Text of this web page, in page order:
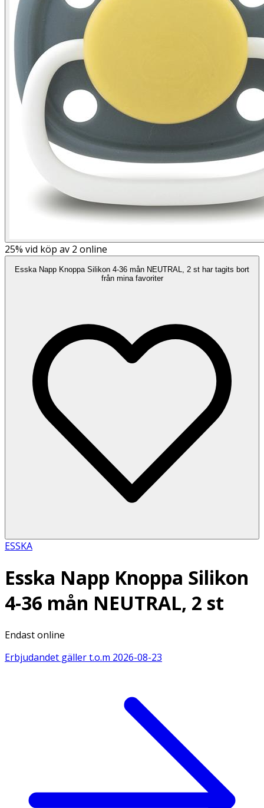
25% vid köp av 2 online
Esska Napp Knoppa Silikon 4-36 mån NEUTRAL, 2 st har tagits bort
från mina favoriter
ESSKA
Esska Napp Knoppa Silikon
4-36 mån NEUTRAL, 2 st
Endast online
Erbjudandet gäller t.o.m 2026-08-23